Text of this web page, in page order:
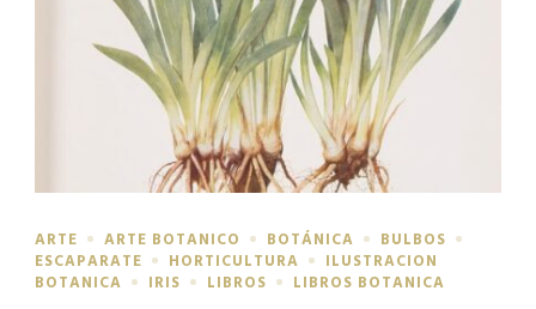
ARTE ARTE BOTANICO BOTÁNICA
BULBOS
ESCAPARATE
HORTICULTURA
ILUSTRACION
BOTANICA
IRIS LIBROS LIBROS BOTANICA